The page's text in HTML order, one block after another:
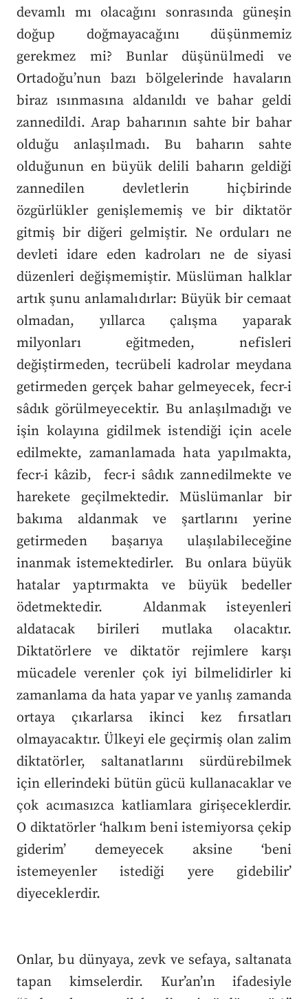
devamlı mı olacağını sonrasında güneşin
doğup doğmayacağını düşünmemiz
gerekmez mi? Bunlar düşünülmedi ve
Ortadoğu’nun bazı bölgelerinde havaların
biraz ısınmasına aldanıldı ve bahar geldi
zannedildi. Arap baharının sahte bir bahar
olduğu anlaşılmadı. Bu baharın sahte
olduğunun en büyük delili baharın geldiği
zannedilen devletlerin hiçbirinde
özgürlükler genişlememiş ve bir diktatör
gitmiş bir diğeri gelmiştir. Ne orduları ne
devleti idare eden kadroları ne de siyasi
düzenleri değişmemiştir. Müslüman halklar
artık şunu anlamalıdırlar: Büyük bir cemaat
olmadan, yıllarca çalışma yaparak
milyonları eğitmeden, nefisleri
değiştirmeden, tecrübeli kadrolar meydana
getirmeden gerçek bahar gelmeyecek, fecr-i
sâdık görülmeyecektir. Bu anlaşılmadığı ve
işin kolayına gidilmek istendiği için acele
edilmekte, zamanlamada hata yapılmakta,
fecr-i kâzib, fecr-i sâdık zannedilmekte ve
harekete geçilmektedir. Müslümanlar bir
bakıma aldanmak ve şartlarını yerine
getirmeden başarıya ulaşılabileceğine
inanmak istemektedirler. Bu onlara büyük
hatalar yaptırmakta ve büyük bedeller
ödetmektedir. Aldanmak isteyenleri
aldatacak birileri mutlaka olacaktır.
Diktatörlere ve diktatör rejimlere karşı
mücadele verenler çok iyi bilmelidirler ki
zamanlama da hata yapar ve yanlış zamanda
ortaya çıkarlarsa ikinci kez fırsatları
olmayacaktır. Ülkeyi ele geçirmiş olan zalim
diktatörler, saltanatlarını sürdürebilmek
için ellerindeki bütün gücü kullanacaklar ve
çok acımasızca katliamlara girişeceklerdir.
O diktatörler ‘halkım beni istemiyorsa çekip
giderim’ demeyecek aksine ‘beni
istemeyenler istediği yere gidebilir’
diyeceklerdir.
Onlar, bu dünyaya, zevk ve sefaya, saltanata
tapan kimselerdir. Kur’an’ın ifadesiyle